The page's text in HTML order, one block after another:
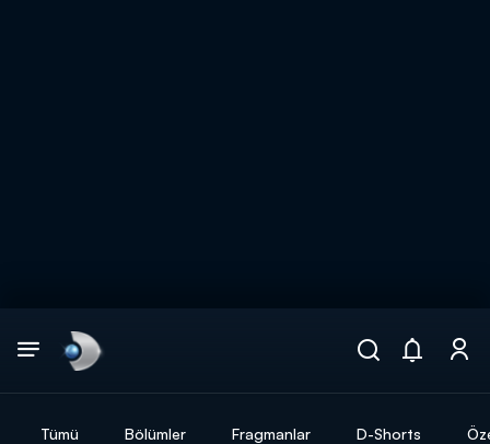
Tümü Bölümler Fragmanlar D-Shorts